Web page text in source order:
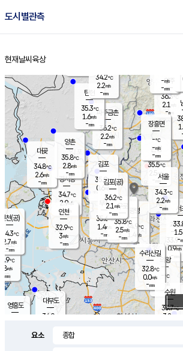
도시별관측
홈
현재날씨 육상
의도
℃
m/s
mm
영흥도
양주
36.3℃
2.1
-mm
과천
33.9℃
0.9m/s
- mm
대부도
34.0
경서동
34.7℃
2.9m/s
-mm
파주금촌
36.2℃
2.2m/s
-mm
대곶
34.8℃
2.6m/s
-mm
탄현
35.3℃
1.6m/s
-mm
의왕
- ℃
m/s
mm
김포
35.9℃
0.6 m/s
mm
광명
34.9 ℃
1.4 m/s
-mm
부천
35.6℃
1.4m/s
-mm
양촌
35.8℃
2.8m/s
-mm
구로
35.8℃
2.5m/s
-mm
은평
35.5℃
2.5 m/s
- mm
1.5
-
수리산길
32.8℃
0.0m/s
-mm
장흥면
-℃
-m/s
-mm
-m/s
-mm
인천(공)
34.3℃
2.7m/s
-mm
김포(공)
36.2℃
2.1 m/s
-mm
수원
33.7℃
3.2 m/s
인천
32.9℃
3m/s
-mm
서울
34.3℃
2.2m/s
-mm
34.2℃
2.2m/s
-mm
요소